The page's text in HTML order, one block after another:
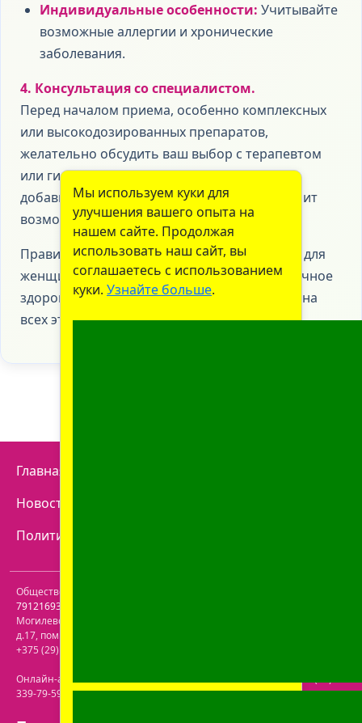
Индивидуальные особенности: Учитывайте
возможные аллергии и хронические
заболевания.
4. Консультация со специалистом.
Перед началом приема, особенно комплексных
или высокодозированных препаратов,
желательно обсудить ваш выбор с терапевтом
или гинекологом. Врач поможет подобрать
добавку, подходящую именно вам, и исключит
возможные противопоказания.
Правильно подобранные витамины и БАДы для
женщин — это инвестиция в ваше долгосрочное
здоровье, активность и уверенность в себе на
всех этапах жизни.
Главная
Новости
Политика конфиденциальности
Общество с ограниченной ответственностью "Пролайф" УНП
791216930
Могилевская обл.
д.17, пом. 116
+375 (29) 613-08-30
Онлайн-аптека: г. Бобруйск, ул. Советская 40-3. Телефон: +375 (29)
339-79-59. Электронная почта:info@aptekaonline.by
Мы используем куки для
улучшения вашего опыта на
нашем сайте. Продолжая
использовать наш сайт, вы
соглашаетесь с использованием
куки. Узнайте больше.